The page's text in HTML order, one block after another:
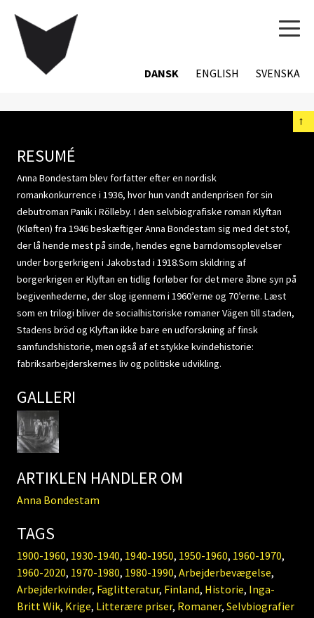
DANSK ENGLISH SVENSKA
←
RESUMÉ
Anna Bondestam blev forfatter efter en nordisk
romankonkurrence i 1936, hvor hun vandt andenprisen for sin
debutroman Panik i Rölleby. I den selvbiografiske roman Klyftan
(Kløften) fra 1946 beskæftiger Anna Bondestam sig med det stof,
der lå hende mest på sinde, hendes egne barndomsoplevelser
under borgerkrigen i Jakobstad i 1918.Som skildring af
borgerkrigen er Klyftan en tidlig forløber for det mere åbne syn på
begivenhederne, der slog igennem i 1960’erne og 70’erne. Læst
som en trilogi bliver de socialhistoriske romaner Vägen till staden,
Stadens bröd og Klyftan ikke bare en udforskning af finsk
samfundshistorie, men også af et stykke kvindehistorie:
fabriksarbejderskernes liv og politiske udvikling.
GALLERI
ARTIKLEN HANDLER OM
Anna Bondestam
TAGS
1900-1960, 1930-1940, 1940-1950, 1950-1960, 1960-1970,
1960-2020, 1970-1980, 1980-1990, Arbejderbevægelse,
Arbejderkvinder, Faglitteratur, Finland, Historie, Inga-
Britt Wik, Krige, Litterære priser, Romaner, Selvbiografier